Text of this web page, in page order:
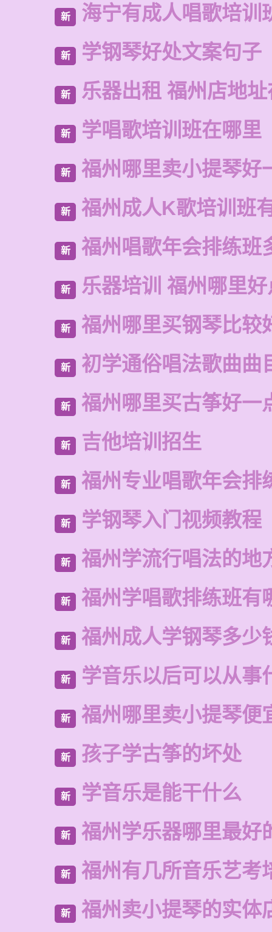
新 海宁有成人唱歌培训
新 学钢琴好处文案句子
新 乐器出租 福州店地
新 学唱歌培训班在哪里
新 福州哪里卖小提琴好
新 福州成人K歌培训班
新 福州唱歌年会排练班
新 乐器培训 福州哪里
新 福州哪里买钢琴比较
新 初学通俗唱法歌曲曲
新 福州哪里买古筝好一
新 吉他培训招生
新 福州专业唱歌年会排
新 学钢琴入门视频教程
新 福州学流行唱法的地
新 福州学唱歌排练班有
新 福州成人学钢琴多少
新 学音乐以后可以从事
新 福州哪里卖小提琴便
新 孩子学古筝的坏处
新 学音乐是能干什么
新 福州学乐器哪里最好
新 福州有几所音乐艺考
新 福州卖小提琴的实体